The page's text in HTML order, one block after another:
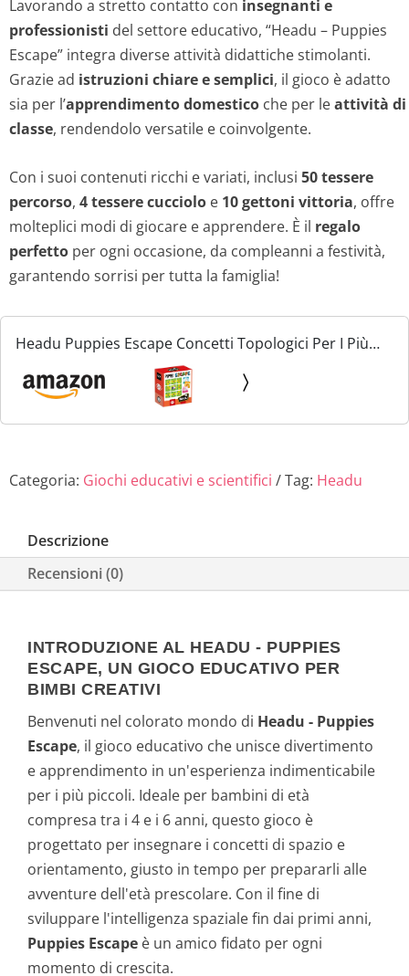
Lavorando a stretto contatto con insegnanti e
professionisti del settore educativo, “Headu – Puppies
Escape” integra diverse attività didattiche stimolanti.
Grazie ad istruzioni chiare e semplici, il gioco è adatto
sia per l’apprendimento domestico che per leattività di
classe, rendendolo versatile e coinvolgente.
Con i suoi contenuti ricchi e variati, inclusi 50 tessere
percorso, 4 tessere cucciolo e 10 gettoni vittoria, offre
molteplici modi di giocare e apprendere. È il regalo
perfetto per ogni occasione, da compleanni a festività,
garantendo sorrisi per tutta la famiglia!
Headu Puppies Escape Concetti Topologici Per I Più
Piccoli Mu51296 Gioco Educativo Per Bambini 4-6 Anni
Made In Italy
Categoria: Giochi educativi e scientifici Tag: Headu
Descrizione
Recensioni (0)
INTRODUZIONE AL HEADU - PUPPIES
ESCAPE, UN GIOCO EDUCATIVO PER
BIMBI CREATIVI
Benvenuti nel colorato mondo di Headu - Puppies
Escape, il gioco educativo che unisce divertimento
e apprendimento in un'esperienza indimenticabile
per i più piccoli. Ideale per bambini di età
compresa tra i 4 e i 6 anni, questo gioco è
progettato per insegnare i concetti di spazio e
orientamento, giusto in tempo per prepararli alle
avventure dell'età prescolare. Con il fine di
sviluppare l'intelligenza spaziale fin dai primi anni,
Puppies Escape è un amico fidato per ogni
momento di crescita.